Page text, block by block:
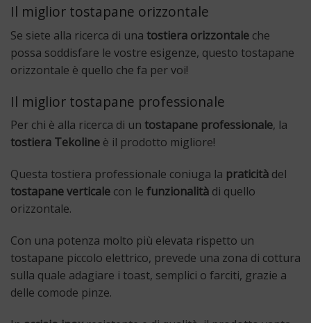
Il miglior tostapane orizzontale
Se siete alla ricerca di una tostiera orizzontale che
possa soddisfare le vostre esigenze, questo tostapane
orizzontale è quello che fa per voi!
Il miglior tostapane professionale
Per chi è alla ricerca di un tostapane professionale, la
tostiera Tekoline è il prodotto migliore!
Questa tostiera professionale coniuga la praticità del
tostapane verticale con le funzionalità di quello
orizzontale.
Con una potenza molto più elevata rispetto un
tostapane piccolo elettrico, prevede una zona di cottura
sulla quale adagiare i toast, semplici o farciti, grazie a
delle comode pinze.